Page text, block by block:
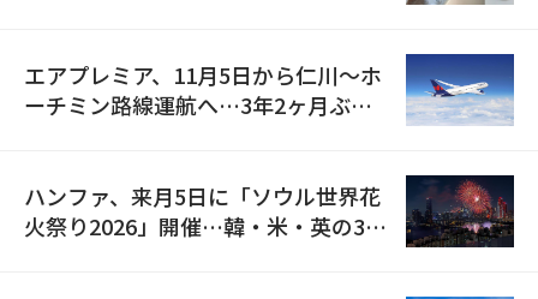
エアプレミア、11月5日から仁川〜ホ
ーチミン路線運航へ…3年2ヶ月ぶり
ハンファ、来月5日に「ソウル世界花
火祭り2026」開催…韓・米・英の3カ